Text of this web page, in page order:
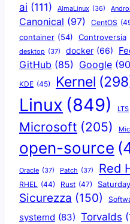
ai (111) AlmaLinux (36)
Canonical (97) CentOS
container (54) Controversia
desktop (37) docker (66)
GitHub (85) Google
KDE (45) Kernel
Linux (849) LTS
Microsoft (205)
open-source
Oracle (37) Patch (37) Red
RHEL (44) Rust (47)
Sicurezza (150)
systemd (83) Torvalds